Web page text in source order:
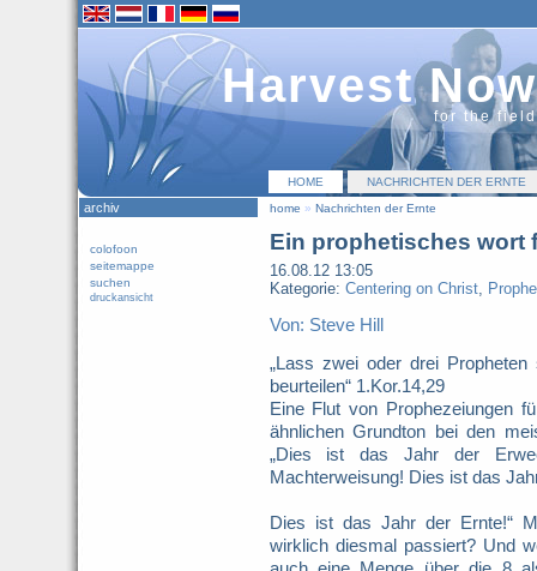
Harvest Now
for the
HOME
NACHRICHTEN DER ERNTE
home » Nachrichten der Ernte
Ein prophetisches wort
16.08.12 13:05
Kategorie: Centering on Christ,
Von: Steve Hill
„Lass zwei oder drei
beurteilen“ 1.Kor.14,29
Eine Flut von Prophezeiungen
ähnlichen Grundton bei den
„Dies ist das Jahr der
Machterweisung! Dies ist das
Dies ist das Jahr der Ernte!“
wirklich diesmal passiert? Und
archiv
colofoon
seitemappe
suchen
druckansicht